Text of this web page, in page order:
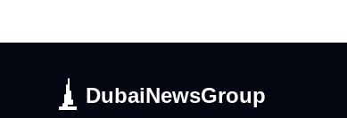
DubaiNewsGroup